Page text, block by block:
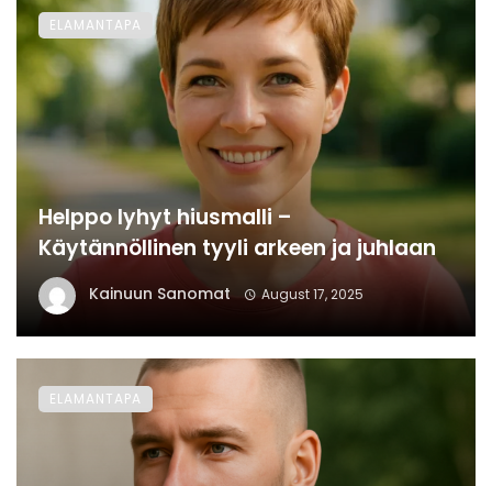
Helppo lyhyt hiusmalli –
Käytännöllinen tyyli arkeen ja juhlaan
Kainuun Sanomat August 17, 2025
ELAMANTAPA
ELAMANTAPA